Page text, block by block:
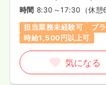
時間 8:30～17:30 （休憩
担当業務未経験可
ブ
時給1,500円以上可
気になる